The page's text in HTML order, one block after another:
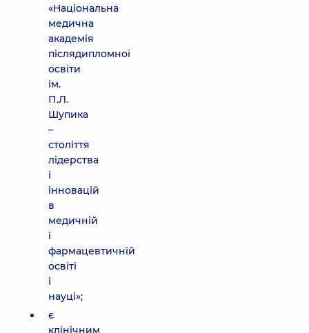
«Національна
медична
академія
післядипломної
освіти
ім.
П.Л.
Шупика
–
століття
лідерства
і
інновацій
в
медичній
і
фармацевтичній
освіті
і
науці»;
є
клінічним